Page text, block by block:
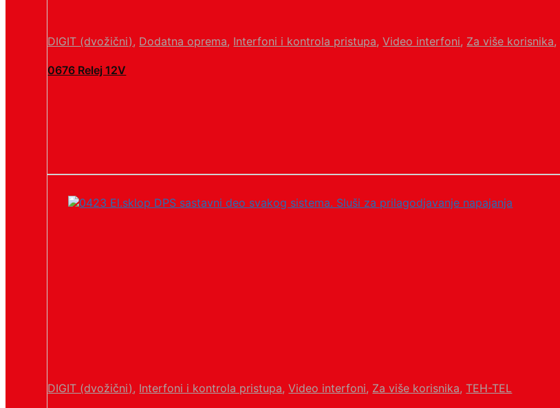
DIGIT (dvožični), Dodatna oprema, Interfoni i kontrola pristupa,Video interfoni, Za više korisnika,
0676 Relej 12V
DIGIT (dvožični), Interfoni i kontrola pristupa,Video interfoni, Za više korisnika, TEH-TEL